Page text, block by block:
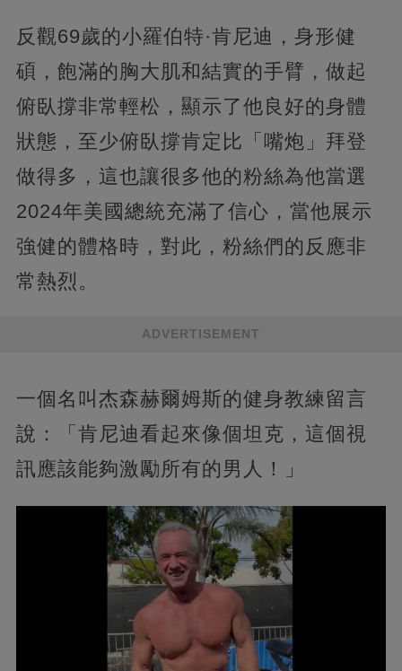
反觀69歲的小羅伯特·肯尼迪，身形健
碩，飽滿的胸大肌和結實的手臂，做起
俯臥撐非常輕松，顯示了他良好的身體
狀態，至少俯臥撐肯定比「嘴炮」拜登
做得多，這也讓很多他的粉絲為他當選
2024年美國總統充滿了信心，當他展示
強健的體格時，對此，粉絲們的反應非
常熱烈。
ADVERTISEMENT
一個名叫杰森赫爾姆斯的健身教練留言
說：「肯尼迪看起來像個坦克，這個視
訊應該能夠激勵所有的男人！」